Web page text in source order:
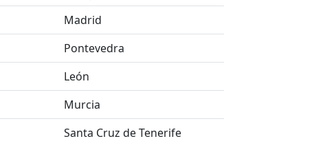
Madrid
Pontevedra
León
Murcia
Santa Cruz de Tenerife